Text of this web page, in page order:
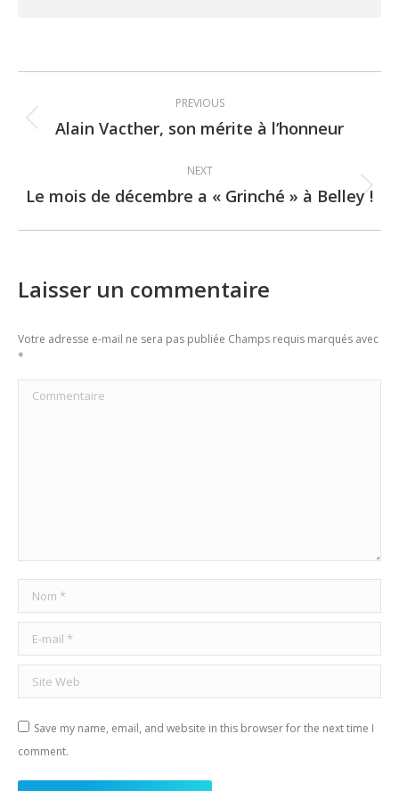
navigation
PREVIOUS
Previous
Alain Vacther, son mérite à l’honneur
NEXT
Next
Le mois de décembre a « Grinché » à Belley !
Laisser un commentaire
Votre adresse e-mail ne sera pas publiée Champs requis marqués avec
*
Commentaire
Nom *
E-mail *
Site Web
Save my name, email, and website in this browser for the next time I
comment.